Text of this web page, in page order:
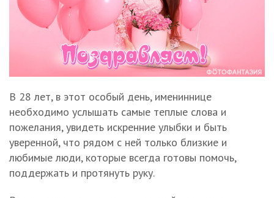
В 28 лет, в этот особый день, имениннице
необходимо услышать самые теплые слова и
пожелания, увидеть искренние улыбки и быть
уверенной, что рядом с ней только близкие и
любимые люди, которые всегда готовы помочь,
поддержать и протянуть руку.